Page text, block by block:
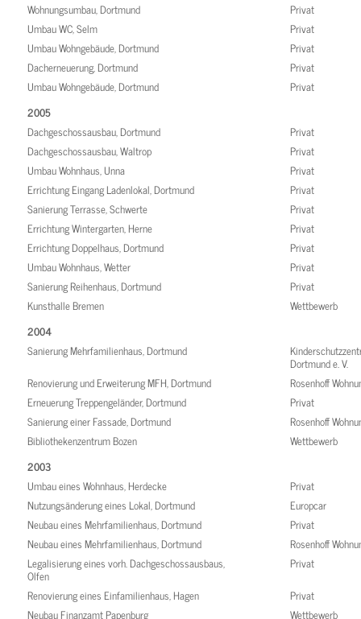
Wohnungsumbau, Dortmund
Privat
Umbau WC, Selm
Privat
Umbau Wohngebäude, Dortmund
Privat
Dacherneuerung, Dortmund
Privat
Umbau Wohngebäude, Dortmund
Privat
2005
Dachgeschossausbau, Dortmund
Privat
Dachgeschossausbau, Waltrop
Privat
Umbau Wohnhaus, Unna
Privat
Errichtung Eingang Ladenlokal, Dortmund
Privat
Sanierung Terrasse, Schwerte
Privat
Errichtung Wintergarten, Herne
Privat
Errichtung Doppelhaus, Dortmund
Privat
Umbau Wohnhaus, Wetter
Privat
Sanierung Reihenhaus, Dortmund
Privat
Kunsthalle Bremen
Wettbewerb
2004
Sanierung Mehrfamilienhaus, Dortmund
Dortmund e. V.
Renovierung und Erweiterung MFH, Dortmund
Rosenhoff
Erneuerung Treppengeländer, Dortmund
Privat
Sanierung einer Fassade, Dortmund
Rosenhoff
Bibliothekenzentrum Bozen
Wettbewerb
2003
Umbau eines Wohnhaus, Herdecke
Privat
Nutzungsänderung eines Lokal, Dortmund
Europcar
Neubau eines Mehrfamilienhaus, Dortmund
Privat
Neubau eines Mehrfamilienhaus, Dortmund
Rosenhoff
Legalisierung eines vorh. Dachgeschossausbaus,
Olfen
Privat
Renovierung eines Einfamilienhaus, Hagen
Privat
Neubau Finanzamt Papenburg
Wettbewerb